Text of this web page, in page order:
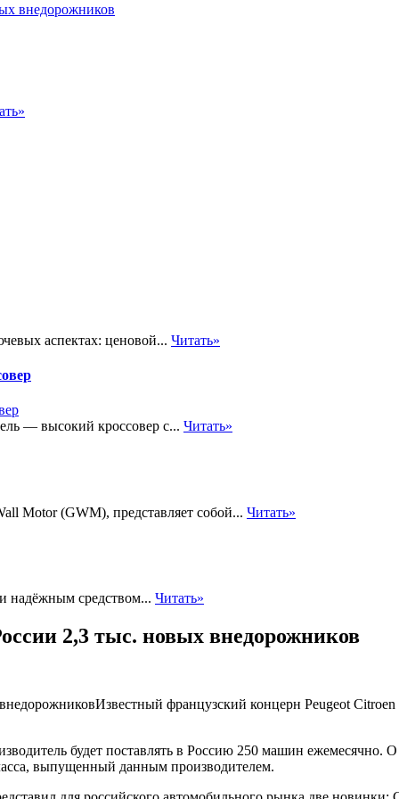
аспектах: ценовой... Читать»
— высокий кроссовер с... Читать»
Motor (GWM), представляет собой... Читать»
надёжным средством... Читать»
2,3 тыс. новых внедорожников
Известный французский концерн Peugeot
будет поставлять в Россию 250 машин
выпущенный данным производителем.